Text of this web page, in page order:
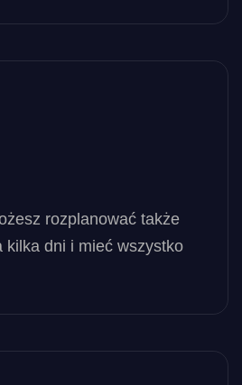
rozplanować także
kilka dni i mieć wszystko